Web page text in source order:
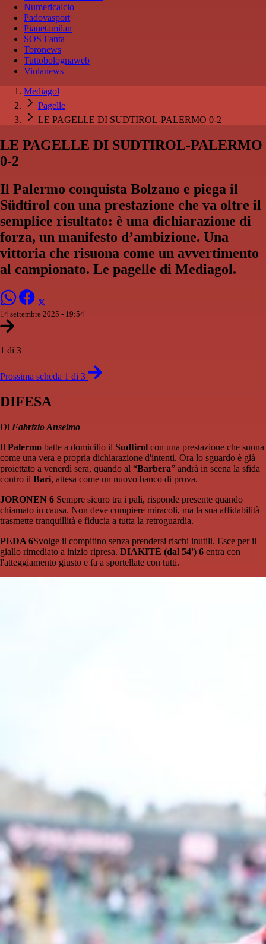
Numericalcio
Padovasport
Pianetamilan
SOS Fanta
Toronews
Tuttobolognaweb
Violanews
Mediagol
Pagelle
LE PAGELLE DI SUDTIROL-PALERMO 0-2
LE PAGELLE DI SUDTIROL-PALERMO
0-2
Il Palermo conquista Bolzano e piega il
Südtirol con una prestazione che va oltre il
semplice risultato: è una dichiarazione di
forza, un manifesto d’ambizione. Una
vittoria che risuona come un avvertimento
al campionato. Le pagelle di Mediagol.
14 settembre 2025 - 19:54
1 di 3
Prossima scheda 1 di 3
DIFESA
Di Fabrizio Anselmo
Il Palermo batte a domicilio il Sudtirol con una prestazione che suona
come una vera e propria dichiarazione d'intenti. Ora lo sguardo è già
proiettato a venerdì sera, quando al “Barbera” andrà in scena la sfida
contro il Bari, attesa come un nuovo banco di prova.
JORONEN 6 Sempre sicuro tra i pali, risponde presente quando
chiamato in causa. Non deve compiere miracoli, ma la sua affidabilità
trasmette tranquillità e fiducia a tutta la retroguardia.
PEDA 6Svolge il compitino senza prendersi rischi inutili. Esce per il
giallo rimediato a inizio ripresa. DIAKITÈ (dal 54') 6 entra con
l'atteggiamento giusto e fa a sportellate con tutti.